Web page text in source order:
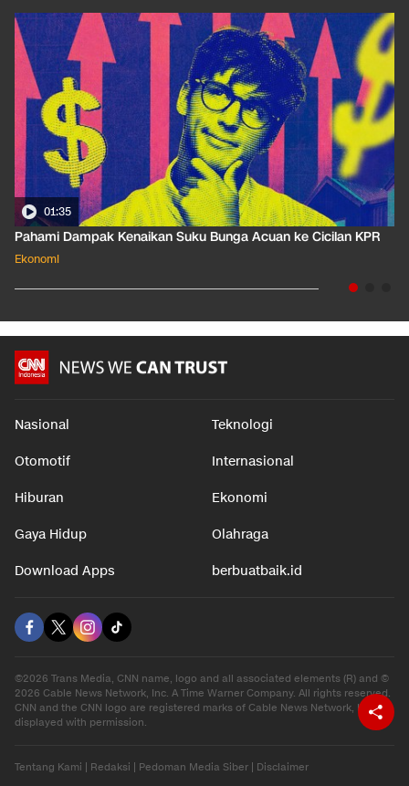
01:35
Pahami Dampak Kenaikan Suku Bunga Acuan ke Cicilan KPR
Ekonomi
Nasional Teknologi
Otomotif Internasional
Hiburan Ekonomi
Gaya Hidup Olahraga
Download Apps berbuatbaik.id
©2026 Trans Media, CNN name, logo and all associated elements (R) and ©
2026 Cable News Network, Inc. A Time Warner Company. All rights reserved.
CNN and the CNN logo are registered marks of Cable News Network, Inc.,
displayed with permission.
Tentang Kami Redaksi Pedoman Media Siber Disclaimer